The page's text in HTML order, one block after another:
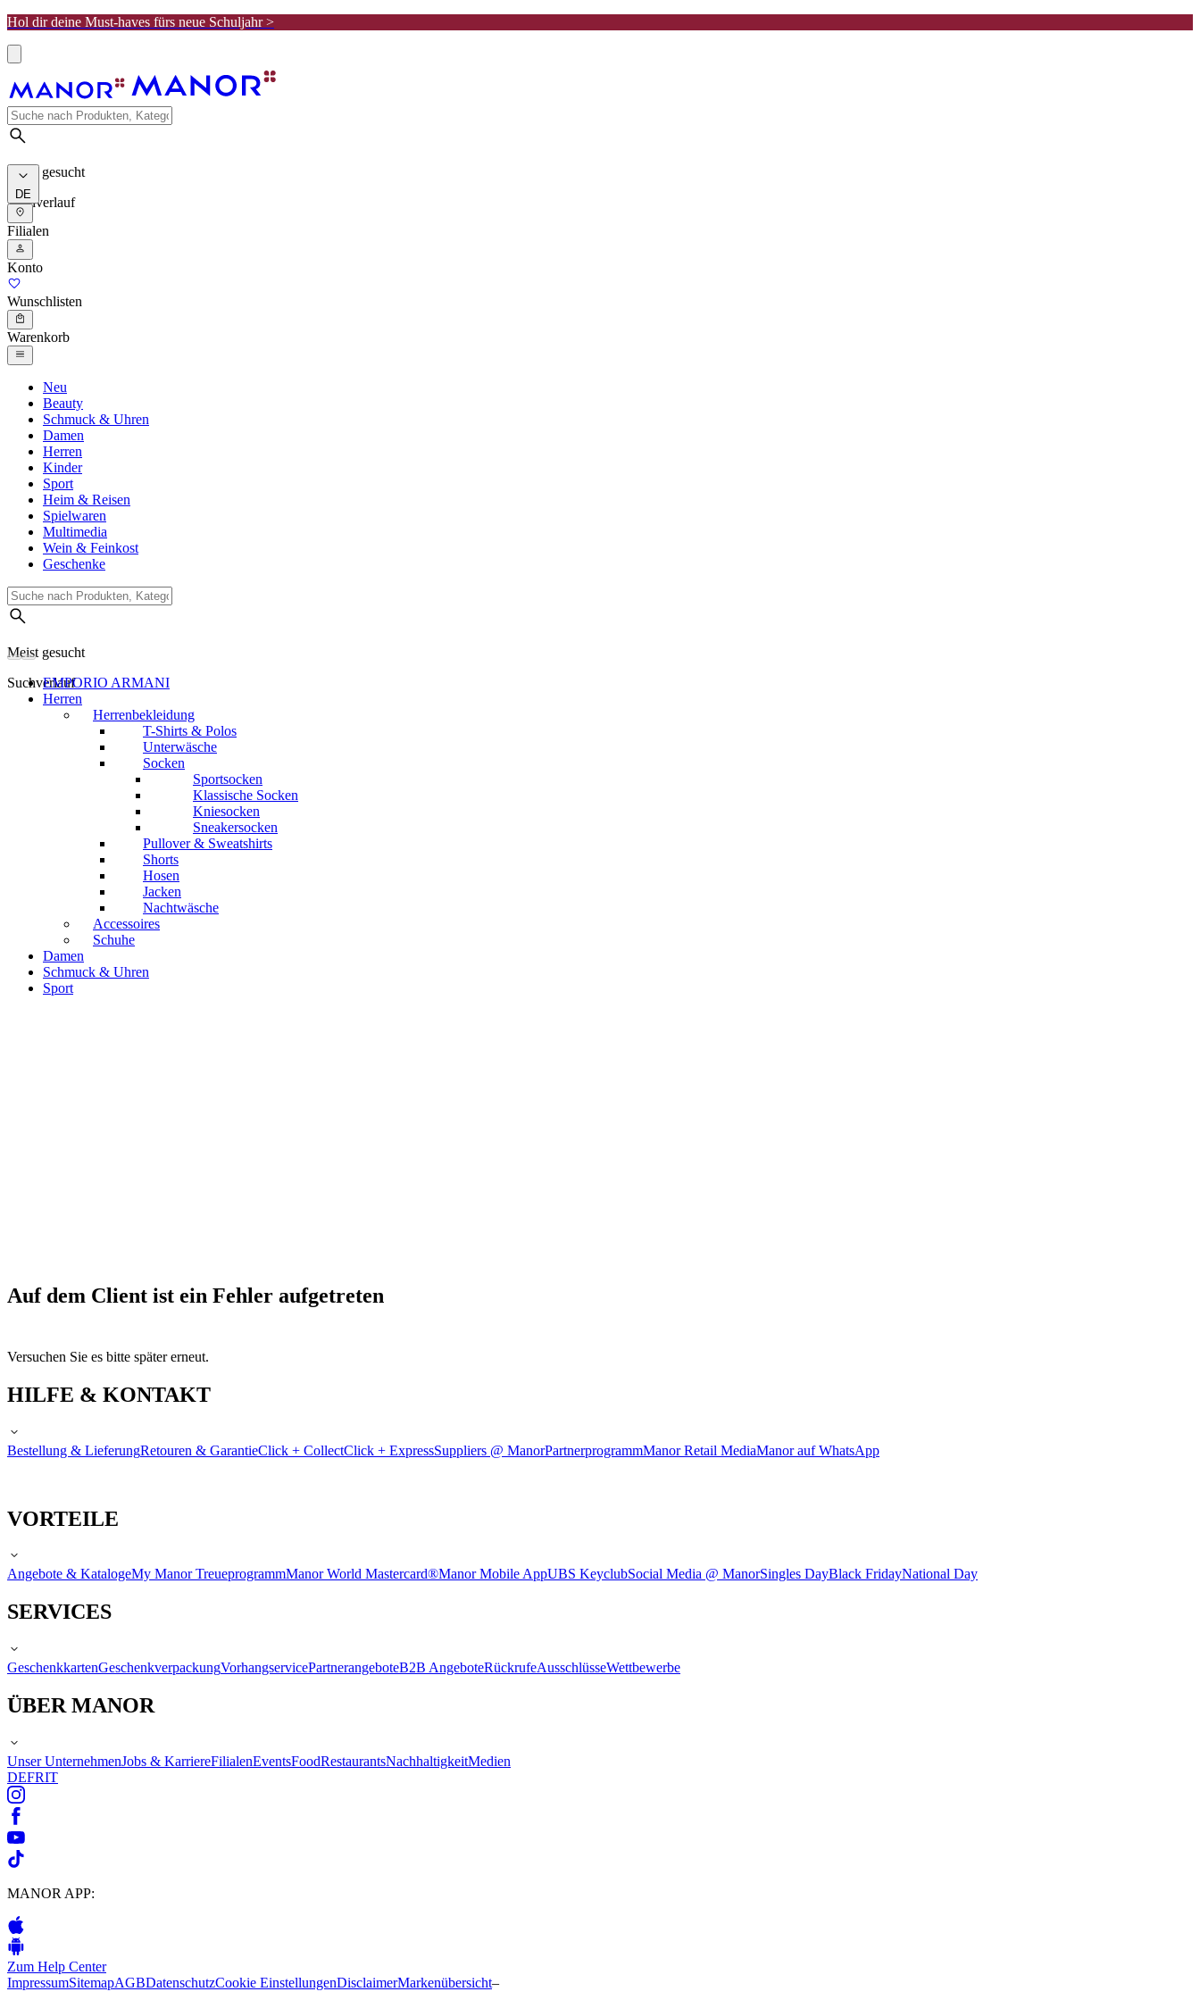
Hol dir deine Must-haves fürs neue Schuljahr >
Meist gesucht
Suchverlauf
DE
Filialen
Konto
Wunschlisten
Warenkorb
Neu
Beauty
Schmuck & Uhren
Damen
Herren
Kinder
Sport
Heim & Reisen
Spielwaren
Multimedia
Wein & Feinkost
Geschenke
Meist gesucht
SuchverlaufEMPORIO ARMANI
Herren
Herrenbekleidung
T-Shirts & Polos
Unterwäsche
Socken
Sportsocken
Klassische Socken
Kniesocken
Sneakersocken
Pullover & Sweatshirts
Shorts
Hosen
Jacken
Nachtwäsche
Accessoires
Schuhe
Damen
Schmuck & Uhren
Sport
Auf dem Client ist ein Fehler aufgetreten
Versuchen Sie es bitte später erneut.
HILFE & KONTAKT
Bestellung & LieferungRetouren & GarantieClick + CollectClick + ExpressSuppliers @ ManorPartnerprogrammManor Retail MediaManor auf WhatsApp
VORTEILE
Angebote & KatalogeMy Manor TreueprogrammManor World Mastercard®Manor Mobile AppUBS KeyclubSocial Media @ ManorSingles DayBlack FridayNational Day
SERVICES
GeschenkkartenGeschenkverpackungVorhangservicePartnerangeboteB2B AngeboteRückrufeAusschlüsseWettbewerbe
ÜBER MANOR
Unser UnternehmenJobs & KarriereFilialenEventsFoodRestaurantsNachhaltigkeitMedien
DEFRIT
MANOR APP:
Zum Help Center
ImpressumSitemapAGBDatenschutzCookie EinstellungenDisclaimerMarkenübersicht–